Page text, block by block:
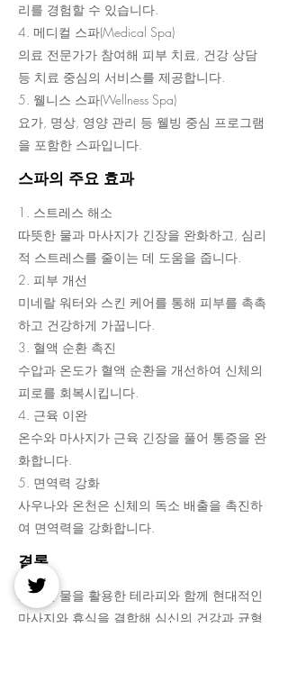
리를 경험할 수 있습니다.
4. 메디컬 스파(Medical Spa)
의료 전문가가 참여해 피부 치료, 건강 상담
등 치료 중심의 서비스를 제공합니다.
5. 웰니스 스파(Wellness Spa)
요가, 명상, 영양 관리 등 웰빙 중심 프로그램
을 포함한 스파입니다.
스파의 주요 효과
1. 스트레스 해소
따뜻한 물과 마사지가 긴장을 완화하고, 심리
적 스트레스를 줄이는 데 도움을 줍니다.
2. 피부 개선
미네랄 워터와 스킨 케어를 통해 피부를 촉촉
하고 건강하게 가꿉니다.
3. 혈액 순환 촉진
수압과 온도가 혈액 순환을 개선하여 신체의
피로를 회복시킵니다.
4. 근육 이완
온수와 마사지가 근육 긴장을 풀어 통증을 완
화합니다.
5. 면역력 강화
사우나와 온천은 신체의 독소 배출을 촉진하
여 면역력을 강화합니다.
결론
스파는 물을 활용한 테라피와 함께 현대적인
마사지와 휴식을 결합해 심신의 건강과 균형